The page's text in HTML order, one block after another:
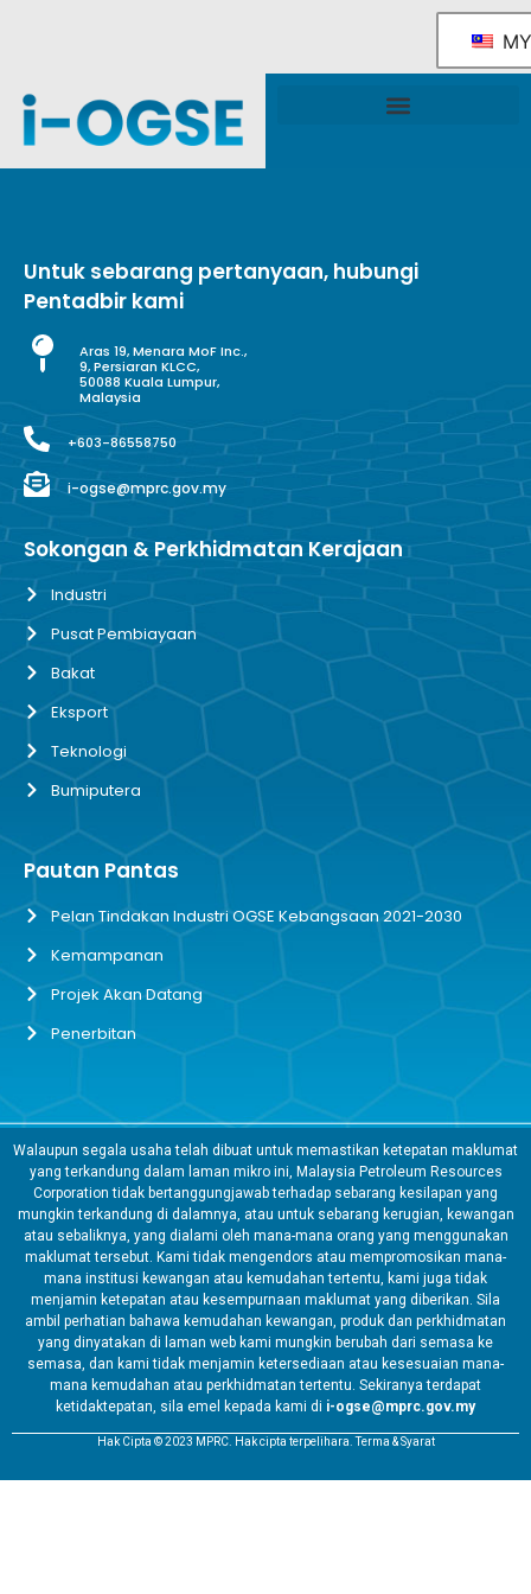
MY
Untuk sebarang pertanyaan, hubungi
Pentadbir kami
Aras 19, Menara MoF Inc.,
9, Persiaran KLCC,
50088 Kuala Lumpur,
Malaysia
+603-86558750
i-ogse@mprc.gov.my
Sokongan & Perkhidmatan Kerajaan
Industri
Pusat Pembiayaan
Bakat
Eksport
Teknologi
Bumiputera
Pautan Pantas
Pelan Tindakan Industri OGSE Kebangsaan 2021-2030
Kemampanan
Projek Akan Datang
Penerbitan
Walaupun segala usaha telah dibuat untuk memastikan ketepatan maklumat
yang terkandung dalam laman mikro ini, Malaysia Petroleum Resources
Corporation tidak bertanggungjawab terhadap sebarang kesilapan yang
mungkin terkandung di dalamnya, atau untuk sebarang kerugian, kewangan
atau sebaliknya, yang dialami oleh mana-mana orang yang menggunakan
maklumat tersebut. Kami tidak mengendors atau mempromosikan mana-
mana institusi kewangan atau kemudahan tertentu, kami juga tidak
menjamin ketepatan atau kesempurnaan maklumat yang diberikan. Sila
ambil perhatian bahawa kemudahan kewangan, produk dan perkhidmatan
yang dinyatakan di laman web kami mungkin berubah dari semasa ke
semasa, dan kami tidak menjamin ketersediaan atau kesesuaian mana-
mana kemudahan atau perkhidmatan tertentu. Sekiranya terdapat
ketidaktepatan, sila emel kepada kami di i-ogse@mprc.gov.my
Hak Cipta © 2023 MPRC. Hak cipta terpelihara. Terma & Syarat